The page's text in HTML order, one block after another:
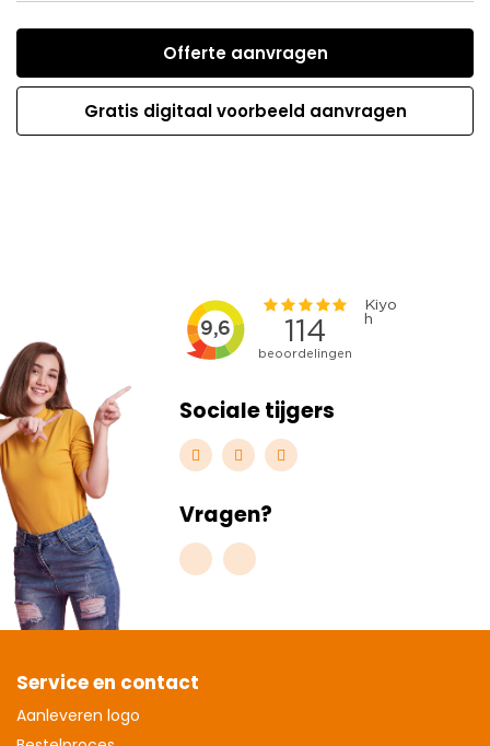
Offerte aanvragen
Gratis digitaal voorbeeld aanvragen
Sociale tijgers
Vragen?
Service en contact
Aanleveren logo